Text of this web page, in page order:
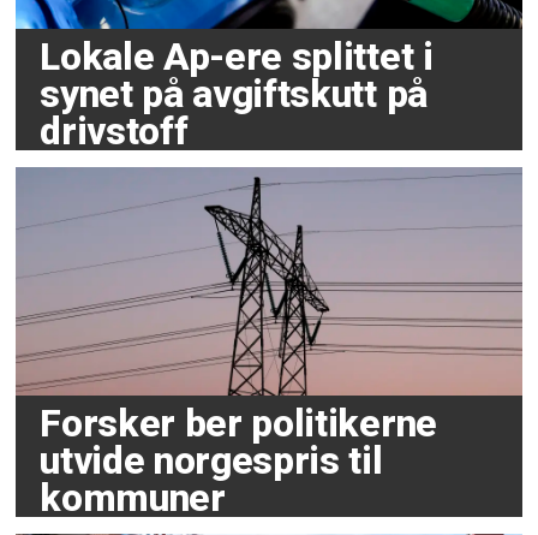
Lokale Ap-ere splittet i
synet på avgiftskutt på
drivstoff
Forsker ber politikerne
utvide norgespris til
kommuner